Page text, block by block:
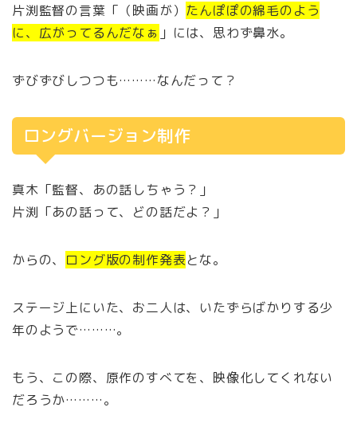
片渕監督の言葉「（映画が） たんぽぽの綿毛のよう
に、広がってるんだなぁ 」には、思わず鼻水。
ずびずびしつつも………なんだって？
ロングバージョン制作
真木「監督、あの話しちゃう？」
片渕「あの話って、どの話だよ？」
からの、 ロング版の制作発表とな。
ステージ上にいた、お二人は、いたずらばかりする少
年のようで………。
もう、この際、原作のすべてを、映像化してくれない
だろうか………。